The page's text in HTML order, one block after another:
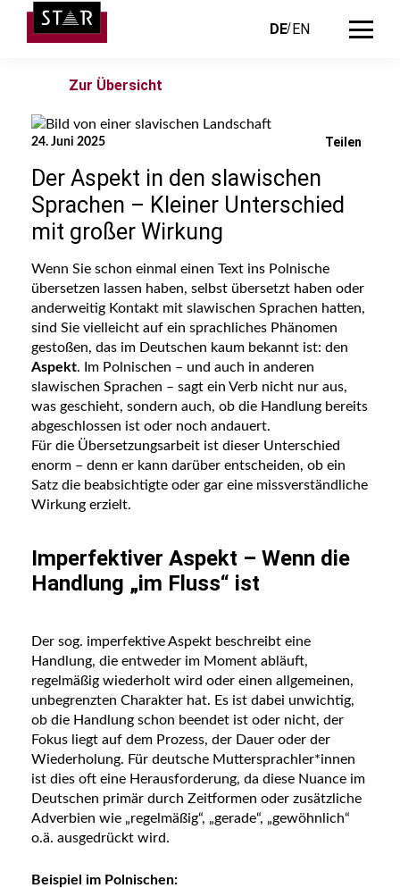
DE EN
Zur Übersicht
24. Juni 2025 Teilen
Der Aspekt in den slawischen
Sprachen – Kleiner Unterschied
mit großer Wirkung
Wenn Sie schon einmal einen Text ins Polnische
übersetzen lassen haben, selbst übersetzt haben oder
anderweitig Kontakt mit slawischen Sprachen hatten,
sind Sie vielleicht auf ein sprachliches Phänomen
gestoßen, das im Deutschen kaum bekannt ist: den
Aspekt. Im Polnischen – und auch in anderen
slawischen Sprachen – sagt ein Verb nicht nur aus,
was geschieht, sondern auch, ob die Handlung bereits
abgeschlossen ist oder noch andauert.
Für die Übersetzungsarbeit ist dieser Unterschied
enorm – denn er kann darüber entscheiden, ob ein
Satz die beabsichtigte oder gar eine missverständliche
Wirkung erzielt.
Imperfektiver Aspekt – Wenn die
Handlung „im Fluss“ ist
Der sog. imperfektive Aspekt beschreibt eine
Handlung, die entweder im Moment abläuft,
regelmäßig wiederholt wird oder einen allgemeinen,
unbegrenzten Charakter hat. Es ist dabei unwichtig,
ob die Handlung schon beendet ist oder nicht, der
Fokus liegt auf dem Prozess, der Dauer oder der
Wiederholung. Für deutsche Muttersprachler*innen
ist dies oft eine Herausforderung, da diese Nuance im
Deutschen primär durch Zeitformen oder zusätzliche
Adverbien wie „regelmäßig“, „gerade“, „gewöhnlich“
o.ä. ausgedrückt wird.
Beispiel im Polnischen: